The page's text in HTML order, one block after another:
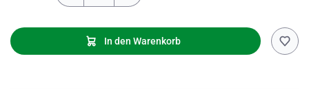
In den Warenkorb